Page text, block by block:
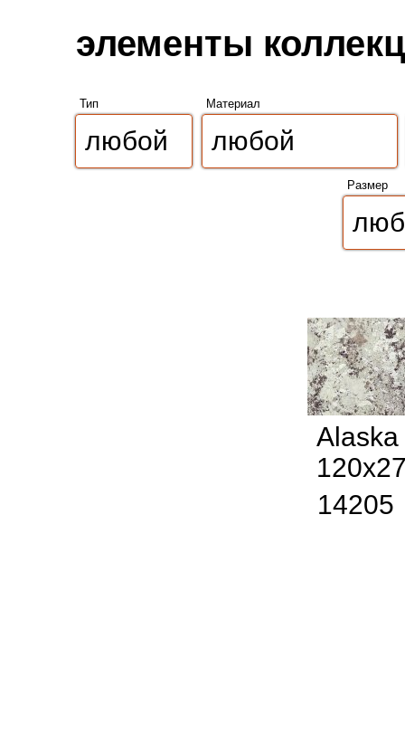
элементы
Тип Материал
Размер
14205